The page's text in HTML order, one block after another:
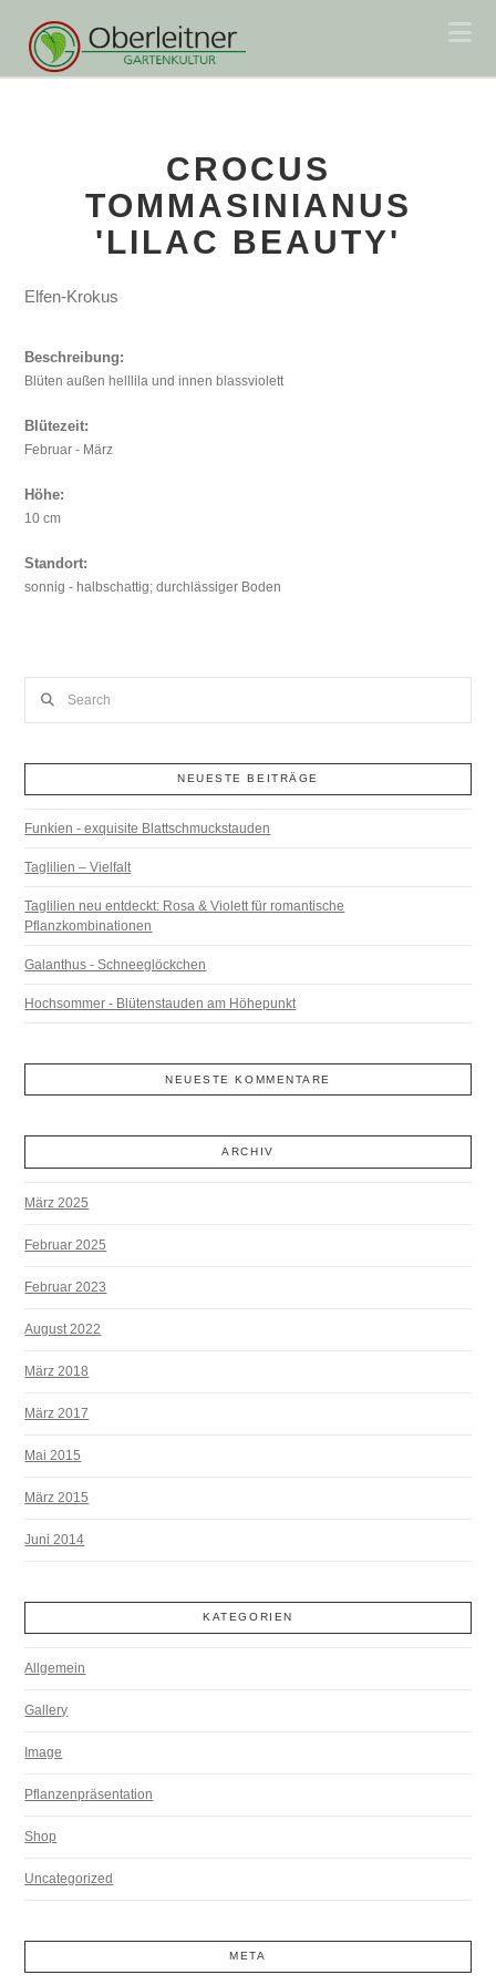
CROCUS
TOMMASINIANUS
'LILAC BEAUTY'
Elfen-Krokus
Beschreibung:
Blüten außen helllila und innen blassviolett
Blütezeit:
Februar - März
Höhe:
10 cm
Standort:
sonnig - halbschattig; durchlässiger Boden
NEUESTE BEITRÄGE
Funkien - exquisite Blattschmuckstauden
Taglilien – Vielfalt
Taglilien neu entdeckt: Rosa & Violett für romantische
Pflanzkombinationen
Galanthus - Schneeglöckchen
Hochsommer - Blütenstauden am Höhepunkt
NEUESTE KOMMENTARE
ARCHIV
März 2025
Februar 2025
Februar 2023
August 2022
März 2018
März 2017
Mai 2015
März 2015
Juni 2014
KATEGORIEN
Allgemein
Gallery
Image
Pflanzenpräsentation
Shop
Uncategorized
META